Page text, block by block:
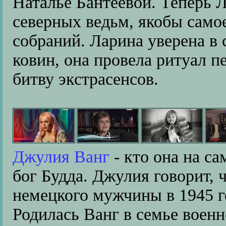
северных ведьм, якобы
собраний. Ларина уверена в
ковин, она провела ритуал
битву экстрасенсов.
Джулия Ванг - кто она на
бог Будда. Джулия говорит,
немецкого мужчины в 1945
Родилась Ванг в семье